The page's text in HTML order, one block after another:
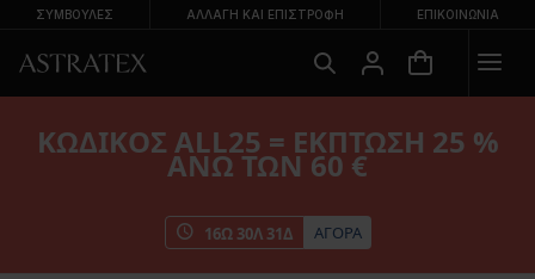
ΣΥΜΒΟΥΛΕΣ ΑΛΛΑΓΉ ΚΑΙ ΕΠΙΣΤΡΟΦΉ ΕΠΙΚΟΙΝΩΝΊΑ
ΚΩΔΙΚΟΣ ALL25 = ΕΚΠΤΩΣΗ 25 %
ΑΝΩ ΤΩΝ 60 €
16Ω 30Λ 30Δ ΑΓΟΡΑ